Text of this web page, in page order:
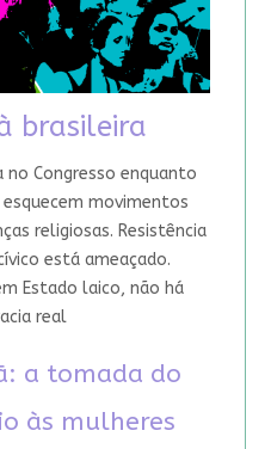
brasileira
no Congresso enquanto
movimentos
religiosas. Resistência
está ameaçado.
Estado laico, não há
real
a tomada do
às mulheres